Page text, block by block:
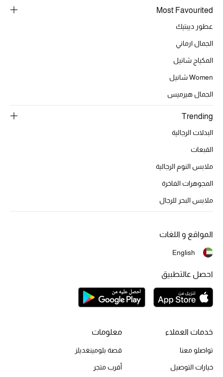
تسوقوا الأحذية
خصومات
جميع مستحضرات الجمال
الأكثر مبيعاً
مكتشف العطور
المكياج
العناية بالبشرة
مستحضرات العناية
مستحضرات الاستحمام والعناية بالجسم
العناية بالشعر
Most Favourited
عطور ديبتيك
الجمال ارماني
المكياج شانيل
Women شانيل
الجمال هيرميس
Trending
البدلات الرجالية
القبعات
ملابس النوم الرجالية
المجوهرات الفاخرة
ملابس البحر للرجال
خدمات العملاء
تواصلو معنا
خيارات التوصيل
معلومات
قصة بلومينغديلز
أقرب متجر
المواقع و اللغات
English
احصل عالتطبيق